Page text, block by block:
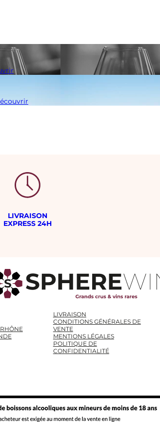
LIVRAISON
EXPRESS 24H
LIVRAISON
CONDITIONS GÉNÉRALES DE
VENTE
MENTIONS LÉGALES
POLITIQUE DE
CONFIDENTIALITÉ